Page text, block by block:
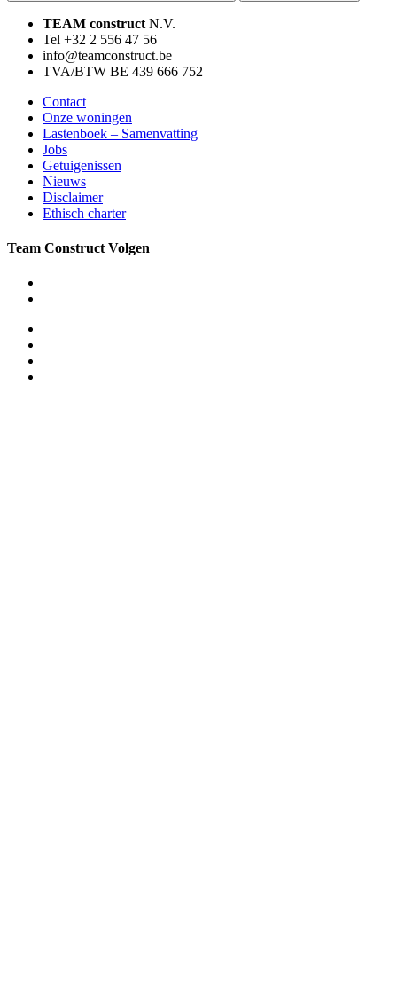
TEAM construct N.V.
Tel +32 2 556 47 56
info@teamconstruct.be
TVA/BTW BE 439 666 752
Contact
Onze woningen
Lastenboek – Samenvatting
Jobs
Getuigenissen
Nieuws
Disclaimer
Ethisch charter
Team Construct Volgen